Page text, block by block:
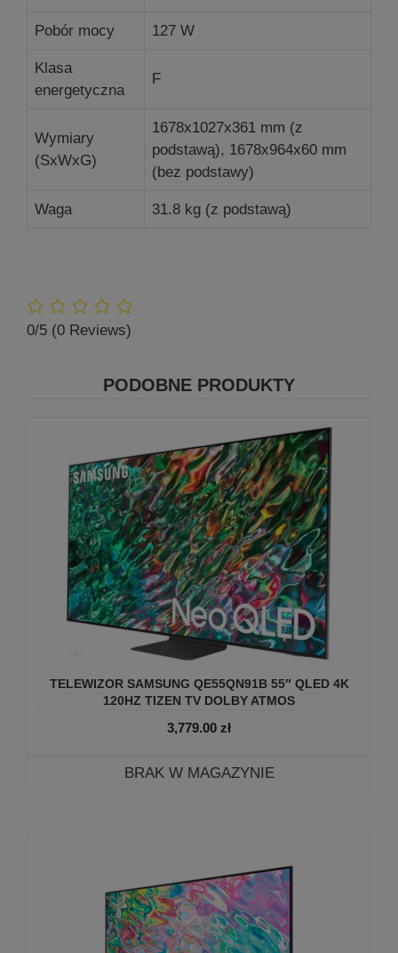
Pobór mocy 127 W
Klasa
energetyczna
F
Wymiary
(SxWxG)
1678x1027x361 mm (z
podstawą), 1678x964x60 mm
(bez podstawy)
Waga 31.8 kg (z podstawą)
0/5 (0 Reviews)
PODOBNE PRODUKTY
TELEWIZOR SAMSUNG QE55QN91B 55″ QLED 4K
120HZ TIZEN TV DOLBY ATMOS
3,779.00 zł
BRAK W MAGAZYNIE